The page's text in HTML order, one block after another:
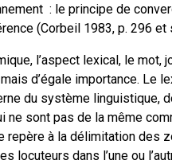
: le principe de
(Corbeil 1983, p. 296 et
l’aspect lexical, le mot,
d’égale importance. Le
du système linguistique,
ne sont pas de la même
repère à la délimitation des
locuteurs dans l’une ou